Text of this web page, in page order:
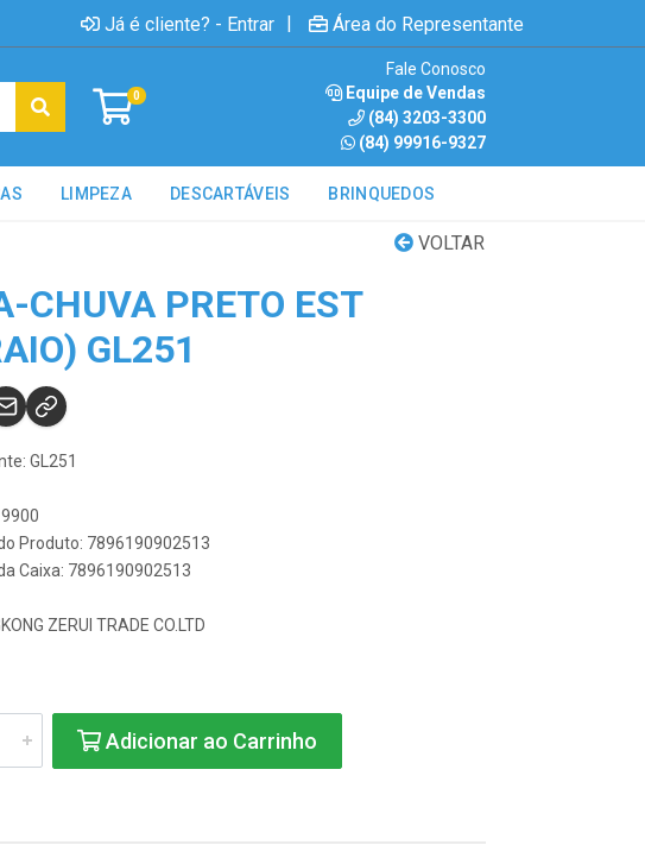
Já é cliente? - Entrar | Área do Representante
0
Fale Conosco
Equipe de Vendas
(84) 3203-3300
(84) 99916-9327
LIMPEZA DESCARTÁVEIS BRINQUEDOS
VOLTAR
CHUVA PRETO EST
GL251
GL251
Produto: 7896190902513
Caixa: 7896190902513
ZERUI TRADE CO.LTD
Adicionar ao Carrinho